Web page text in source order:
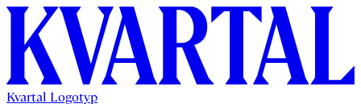
Kvartal Logotyp